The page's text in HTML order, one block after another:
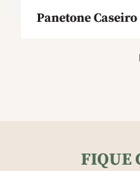
Panetone
FIQUE